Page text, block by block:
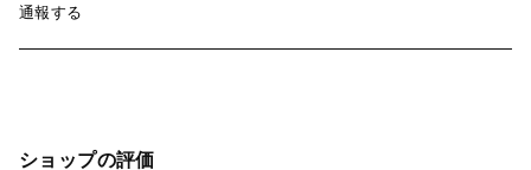
通報する
ショップの評価